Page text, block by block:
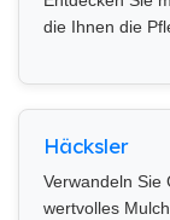
die Ihnen die
Häcksler
Verwandeln Sie
wertvolles